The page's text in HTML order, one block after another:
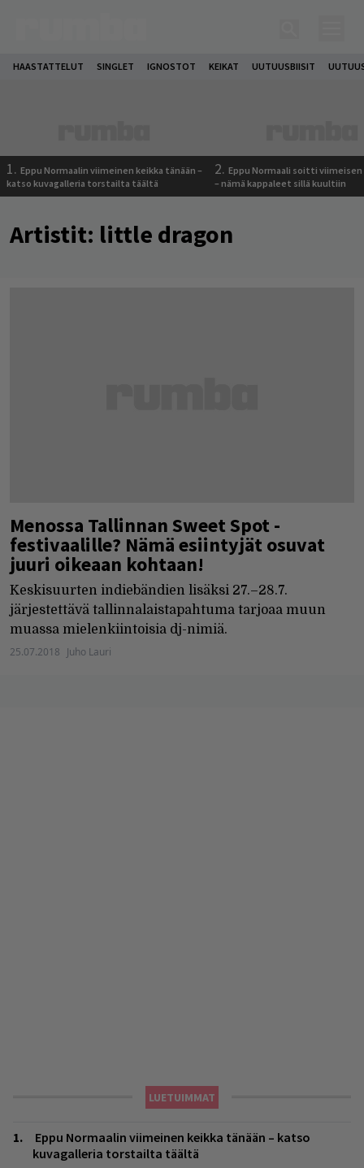
HAASTATTELUT SINGLET IGNOSTOT KEIKAT UUTUUSBIISIT
1. Eppu Normaalin viimeinen keikka tänään –
katso kuvagalleria torstailta täältä
2. Eppu Normaali soitti viimeisen
– nämä kappaleet sillä kuultiin
Artistit: little dragon
Menossa Tallinnan Sweet Spot -
festivaalille? Nämä esiintyjät osuvat
juuri oikeaan kohtaan!
Keskisuurten indiebändien lisäksi 27.–28.7.
järjestettävä tallinnalaistapahtuma tarjoaa muun
muassa mielenkiintoisia dj-nimiä.
25.07.2018 Juho Lauri
LUETUIMMAT
Eppu Normaalin viimeinen keikka tänään – katso
kuvagalleria torstailta täältä